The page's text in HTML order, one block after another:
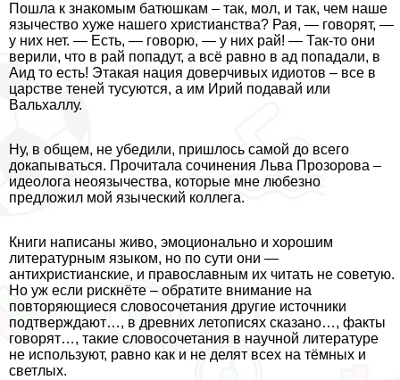
Пошла к знакомым батюшкам – так, мол, и так, чем наше
язычество хуже нашего христианства? Рая, — говорят, —
у них нет. — Есть, — говорю, — у них рай! — Так-то они
верили, что в рай попадут, а всё равно в ад попадали, в
Аид то есть! Этакая нация доверчивых идиотов – все в
царстве теней тусуются, а им Ирий подавай или
Вальхаллу.
Ну, в общем, не убедили, пришлось самой до всего
докапываться. Прочитала сочинения Льва Прозорова –
идеолога неоязычества, которые мне любезно
предложил мой языческий коллега.
Книги написаны живо, эмоционально и хорошим
литературным языком, но по сути они —
антихристианские, и православным их читать не советую.
Но уж если рискнёте – обратите внимание на
повторяющиеся словосочетания другие источники
подтверждают…, в древних летописях сказано…, факты
говорят…, такие словосочетания в научной литературе
не используют, равно как и не делят всех на тёмных и
светлых.